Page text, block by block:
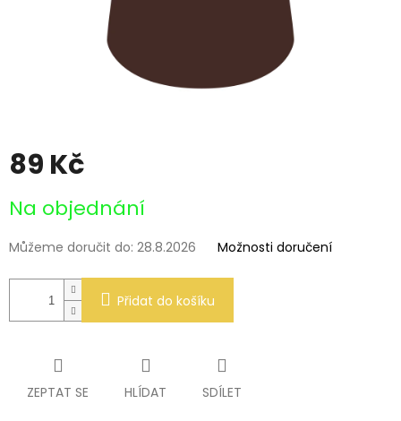
89 Kč
cena:
Na objednání
Můžeme doručit do: 28.8.2026 Možnosti doručení
Přidat do košíku
ZEPTAT SE HLÍDAT SDÍLET